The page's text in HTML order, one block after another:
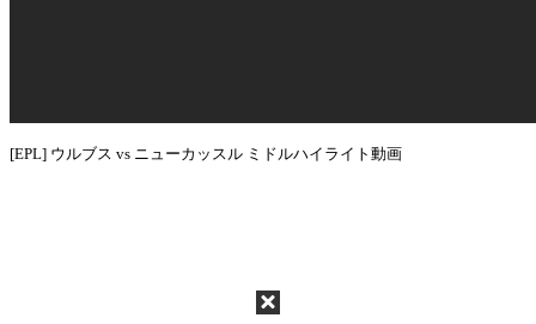
[EPL] ウルブス vs ニューカッスル ミドルハイライト動画